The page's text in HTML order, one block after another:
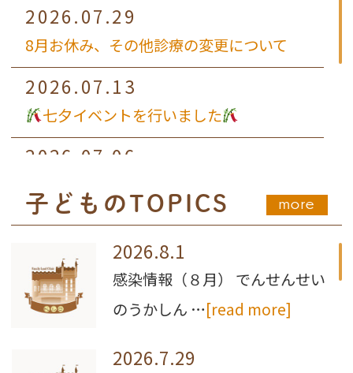
2026.07.29
8月お休み、その他診療の変更について
2026.07.13
七夕イベントを行いました
2026.07.06
2026.07.01
8月から従来の健康保険証が使用できなく
なります。
子どものTOPICS more
2026.8.1
感染情報（８月） でんせんせい
のうかしん …[read more]
2026.7.29